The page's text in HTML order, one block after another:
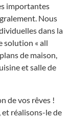
importantes
Nous
dans la
solution « all
de maison,
et salle de
de vos rêves !
réalisons-le de